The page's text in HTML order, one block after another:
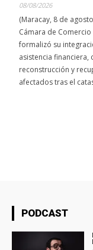
08/08/2026
(Maracay, 8 de
Cámara de Comercio
formalizó su
asistencia
reconstrucción y
afectados tras el
PODCAST